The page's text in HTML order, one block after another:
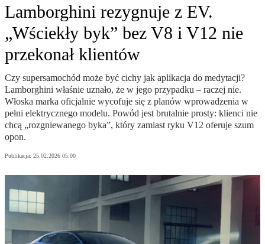
Lamborghini rezygnuje z EV.
„Wściekły byk” bez V8 i V12 nie
przekonał klientów
Czy supersamochód może być cichy jak aplikacja do medytacji?
Lamborghini właśnie uznało, że w jego przypadku – raczej nie.
Włoska marka oficjalnie wycofuje się z planów wprowadzenia w
pełni elektrycznego modelu. Powód jest brutalnie prosty: klienci nie
chcą „rozgniewanego byka”, który zamiast ryku V12 oferuje szum
opon.
Publikacja: 25.02.2026 05:00